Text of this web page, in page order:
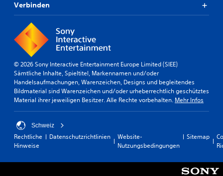
Verbinden
© 2026 Sony Interactive Entertainment Europe Limited (SIEE)
Sämtliche Inhalte, Spieltitel, Markennamen und/oder
Handelsaufmachungen, Warenzeichen, Designs und begleitendes
Bildmaterial sind Warenzeichen und/oder urheberrechtlich geschütztes
Material ihrer jeweiligen Besitzer. Alle Rechte vorbehalten. Mehr Infos
Schweiz
Rechtliche
Hinweise
Datenschutzrichtlinien
Website-
Nutzungsbedingungen
Sitemap